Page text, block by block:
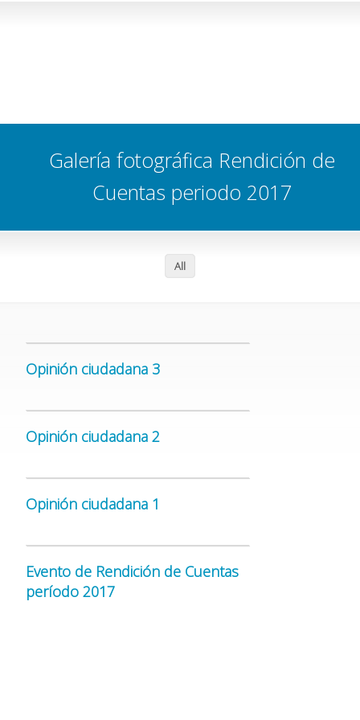
Galería fotográfica Rendición de
Cuentas periodo 2017
All
Opinión ciudadana 3
Opinión ciudadana 2
Opinión ciudadana 1
Evento de Rendición de Cuentas
período 2017